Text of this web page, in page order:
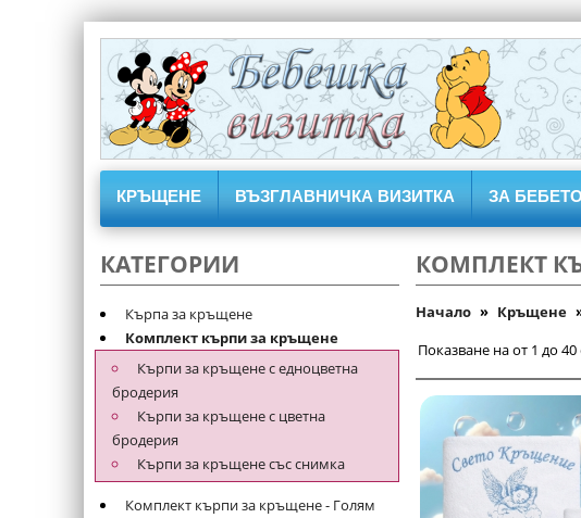
КРЪЩЕНЕ ВЪЗГЛАВНИЧКА ВИЗИТКА ЗА БЕБЕТО
КАТЕГОРИИ
Кърпа за кръщене
Комплект кърпи за кръщене
Кърпи за кръщене с едноцветна
бродерия
Кърпи за кръщене с цветна
бродерия
Кърпи за кръщене със снимка
Комплект кърпи за кръщене - Голям
КОМПЛЕКТ
Начало » Кръщене
Показване на от 1 до 40